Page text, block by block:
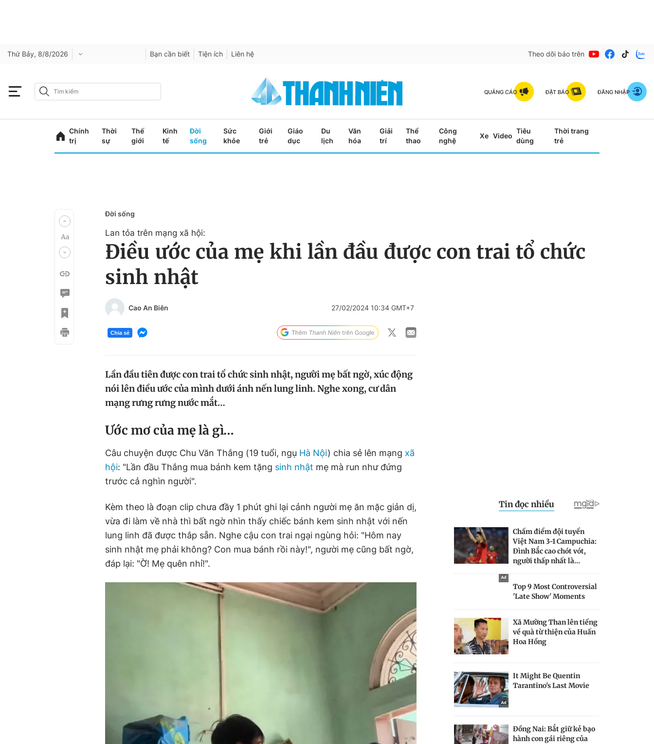
Thứ Bảy, 8/8/2026 Bạn cần biết Tiện ích Liên hệ Theo dõi báo trên
QUẢNG CÁO ĐẶT BÁO ĐĂNG NHẬP
Chính
trị
Thời
sự
Thế
giới
Kinh
tế
Đời
sống
Sức
khỏe
Giới
trẻ
Giáo
dục
Du
lịch
Văn
hóa
Giải
trí
Thể
thao
Công
nghệ
Xe Video
Tiêu
dùng
Thời trang
trẻ
Đời sống
Lan tỏa trên mạng xã hội:
Điều ước của mẹ khi lần đầu được con trai tổ chức
sinh nhật
Cao An Biên 27/02/2024 10:34 GMT+7
Chia sẻ
Lần đầu tiên được con trai tổ chức sinh nhật, người mẹ bất ngờ, xúc động
nói lên điều ước của mình dưới ánh nến lung linh. Nghe xong, cư dân
mạng rưng rưng nước mắt…
Ước mơ của mẹ là gì…
Câu chuyện được Chu Văn Thắng (19 tuổi, ngụ Hà Nội) chia sẻ lên mạng xã
hội: "Lần đầu Thắng mua bánh kem tặng sinh nhật mẹ mà run như đứng
trước cả nghìn người".
Kèm theo là đoạn clip chưa đầy 1 phút ghi lại cảnh người mẹ ăn mặc giản dị,
vừa đi làm về nhà thì bất ngờ nhìn thấy chiếc bánh kem sinh nhật với nến
lung linh đã được thắp sẵn. Nghe cậu con trai ngại ngùng hỏi: "Hôm nay
sinh nhật mẹ phải không? Con mua bánh rồi này!", người mẹ cũng bất ngờ,
đáp lại: "Ờ! Mẹ quên nhỉ!".